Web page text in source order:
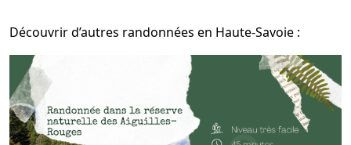
Découvrir d’autres randonnées en Haute-Savoie :